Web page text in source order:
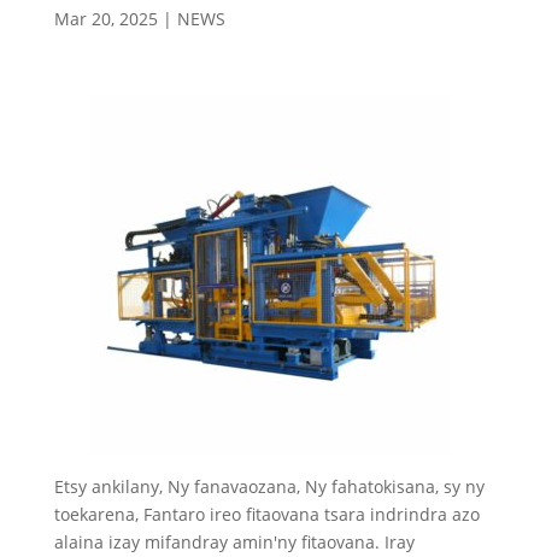
Mar 20, 2025 | NEWS
Etsy ankilany, Ny fanavaozana, Ny fahatokisana, sy ny
toekarena, Fantaro ireo fitaovana tsara indrindra azo
alaina izay mifandray amin'ny fitaovana. Iray